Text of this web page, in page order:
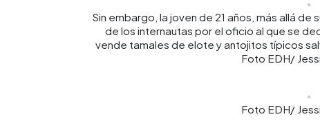
Sin embargo, la joven de 21 años, más allá
de los internautas por el oficio al que se
vende tamales de elote y antojitos típicos
Foto EDH/
Foto EDH/